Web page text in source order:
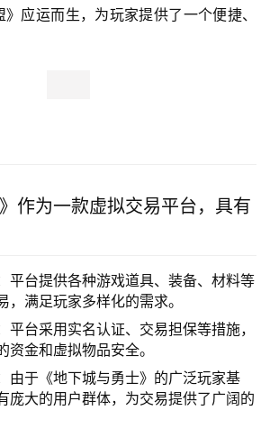
应运而生，为玩家提供了一个便捷、
作为一款虚拟交易平台，具有